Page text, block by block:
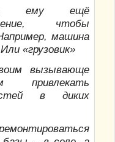
ему ещё
чтобы
машина
«грузовик»
вызывающе
привлекать
в диких